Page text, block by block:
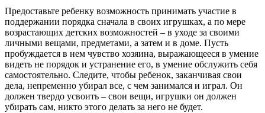
Предоставьте ребенку возможность принимать участие в
поддержании порядка сначала в своих игрушках, а по мере
возрастающих детских возможностей – в уходе за своими
личными вещами, предметами, а затем и в доме. Пусть
пробуждается в нем чувство хозяина, выражающееся в умение
видеть не порядок и устранение его, в умение обслужить себя
самостоятельно. Следите, чтобы ребенок, заканчивая свои
дела, непременно убирал все, с чем занимался и играл. Он
должен твердо усвоить – свои вещи, игрушки он должен
убирать сам, никто этого делать за него не будет.